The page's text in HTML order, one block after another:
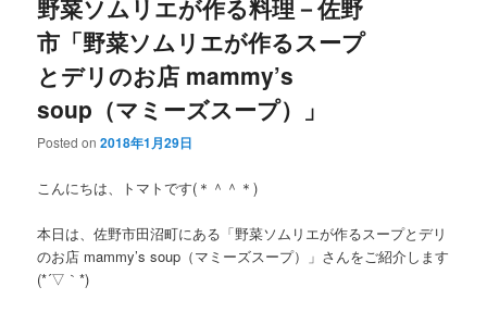
野菜ソムリエが作る料理－佐野
市「野菜ソムリエが作るスープ
とデリのお店 mammy’s
soup（マミーズスープ）」
Posted on2018年1月29日
こんにちは、トマトです(＊＾＾＊)
本日は、佐野市田沼町にある「野菜ソムリエが作るスープとデリ
のお店 mammy’s soup（マミーズスープ）」さんをご紹介します
(*´▽｀*)